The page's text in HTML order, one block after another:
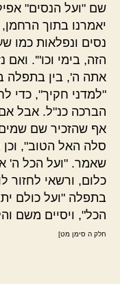
שם "ועל הנסים"
יאמרנו בתוך
נסים ונפלאות כמו
הזה, בימי וכו"'.
אתה ה', בין בתפלה
"למדני חקיך", כדי
הברכה כנ"ל. אבל
אף שהזכיר שם
סלה האל הטוב",
שאמר. "ועל הכל ה'
כלום, ורשאי לחזור
בתפלה "ועל כולם
הכל", ויסיים משם
חלק ה סימן מט]